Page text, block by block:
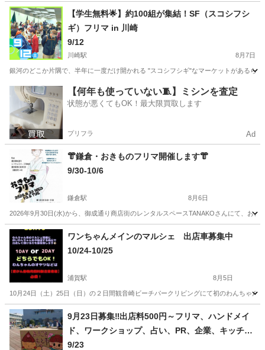
神奈川 横須賀市 汐入駅 フリーマーケット メダカ
【学生無料🌟】約100組が集結！SF（スコシフシ
ギ）フリマ in 川崎
9/12
川崎駅 8月7日
銀河のどこか片隅で、半年に一度だけ開かれる "スコシフシギ"なマーケットがあるら
神奈川 川崎市 川崎駅 フリーマーケット 会場
【何年も使っていない🧵】ミシンを査定
状態が悪くてもOK！最大限買取します
プリフラ Ad
👘鎌倉・おきものフリマ開催します👘
9/30-10/6
鎌倉駅 8月6日
2026年9月30日(水)から、御成通り商店街のレンタルスペースTANAKOさんにて、お
神奈川 鎌倉市 鎌倉駅 フリーマーケット フリマ
ワンちゃんメインのマルシェ 出店車募集中
10/24-10/25
浦賀駅 8月5日
10月24日（土）25日（日）の２日間観音崎ビーチパークリビングにて初のわんちゃ
神奈川 横須賀市 浦賀駅 フリーマーケット わんちゃん
9月23日募集‼️出店料500円～フリマ、ハンドメイ
ド、ワークショップ、占い、PR、企業、キッチン
カーラスト1台
9/23